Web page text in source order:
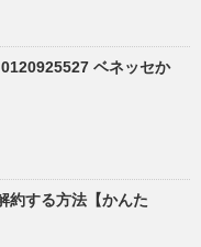
0120925527 ベネッセか
約する方法【かんた